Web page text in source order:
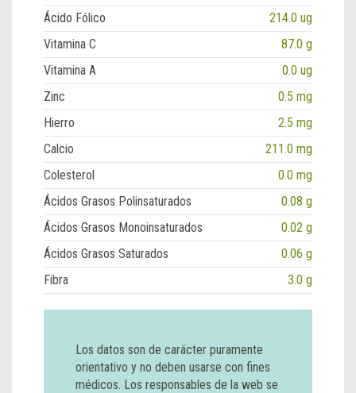
Ácido Fólico
214.0 ug
Vitamina C
87.0 g
Vitamina A
0.0 ug
Zinc
0.5 mg
Hierro
2.5 mg
Calcio
211.0 mg
Colesterol
0.0 mg
Ácidos Grasos Polinsaturados
0.08 g
Ácidos Grasos Monoinsaturados
0.02 g
Ácidos Grasos Saturados
0.06 g
Fibra
3.0 g
Los datos son de carácter puramente
orientativo y no deben usarse con fines
médicos. Los responsables de la web se